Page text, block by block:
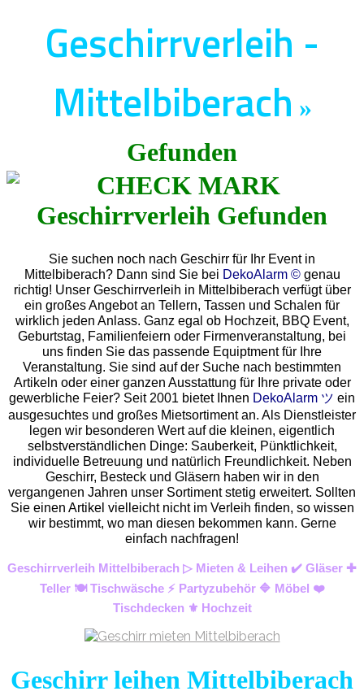
Geschirrverleih -
Mittelbiberach »
Gefunden
Sie suchen noch nach Geschirr für Ihr Event in
Mittelbiberach? Dann sind Sie bei DekoAlarm ©genau
richtig! Unser Geschirrverleih in Mittelbiberach verfügt über
ein großes Angebot an Tellern, Tassen und Schalen für
wirklich jeden Anlass. Ganz egal ob Hochzeit, BBQ Event,
Geburtstag, Familienfeiern oder Firmenveranstaltung, bei
uns finden Sie das passende Equiptment für Ihre
Veranstaltung. Sie sind auf der Suche nach bestimmten
Artikeln oder einer ganzen Ausstattung für Ihre private oder
gewerbliche Feier? Seit 2001 bietet Ihnen DekoAlarm ツ ein
ausgesuchtes und großes Mietsortiment an. Als Dienstleister
legen wir besonderen Wert auf die kleinen, eigentlich
selbstverständlichen Dinge: Sauberkeit, Pünktlichkeit,
individuelle Betreuung und natürlich Freundlichkeit. Neben
Geschirr, Besteck und Gläsern haben wir in den
vergangenen Jahren unser Sortiment stetig erweitert. Sollten
Sie einen Artikel vielleicht nicht im Verleih finden, so wissen
wir bestimmt, wo man diesen bekommen kann. Gerne
einfach nachfragen!
Geschirrverleih Mittelbiberach ▷ Mieten & Leihen ✔️ Gläser ✚
Teller 🍽️ Tischwäsche ⚡ Partyzubehör 🔷 Möbel ❤️
Tischdecken ⚜️ Hochzeit
Geschirr leihen Mittelbiberach